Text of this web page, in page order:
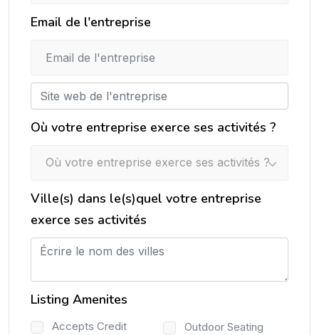
Email de l'entreprise
Où votre entreprise exerce ses activités ?
Où votre entreprise exerce ses activités ?
Ville(s) dans le(s)quel votre entreprise
exerce ses activités
Listing Amenites
Accepts Credit
Outdoor Seating